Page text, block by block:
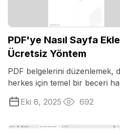
PDF'ye Nasıl Sayfa
Ücretsiz Yöntem
PDF belgelerini düzenlemek,
herkes için temel bir beceri
gerekli olan ortak bir ...
Eki 8, 2025 692